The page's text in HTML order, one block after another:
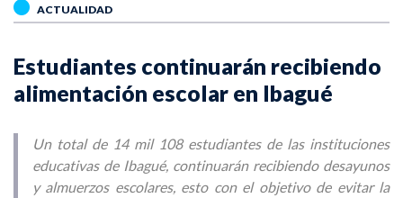
ACTUALIDAD
Estudiantes continuarán recibiendo
alimentación escolar en Ibagué
Un total de 14 mil 108 estudiantes de las instituciones
educativas de Ibagué, continuarán recibiendo desayunos
y almuerzos escolares, esto con el objetivo de evitar la